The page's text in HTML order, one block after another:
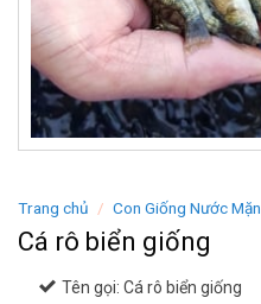
Trang chủ / Con Giống Nước Mặn
Cá rô biển giống
Tên gọi: Cá rô biển giống